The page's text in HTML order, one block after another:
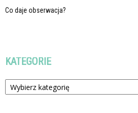
Co daje obserwacja?
KATEGORIE
Kategorie